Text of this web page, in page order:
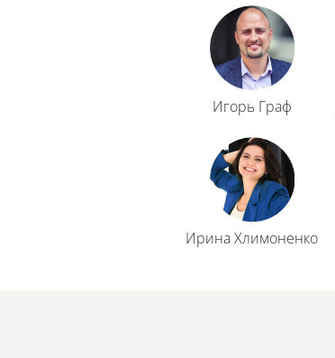
Игорь Граф
Ирина Хлимоненко